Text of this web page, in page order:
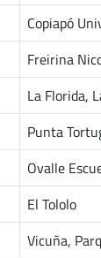
Copiapó
Freirina
La Florida,
Punta
Ovalle
El Tololo
Vicuña,